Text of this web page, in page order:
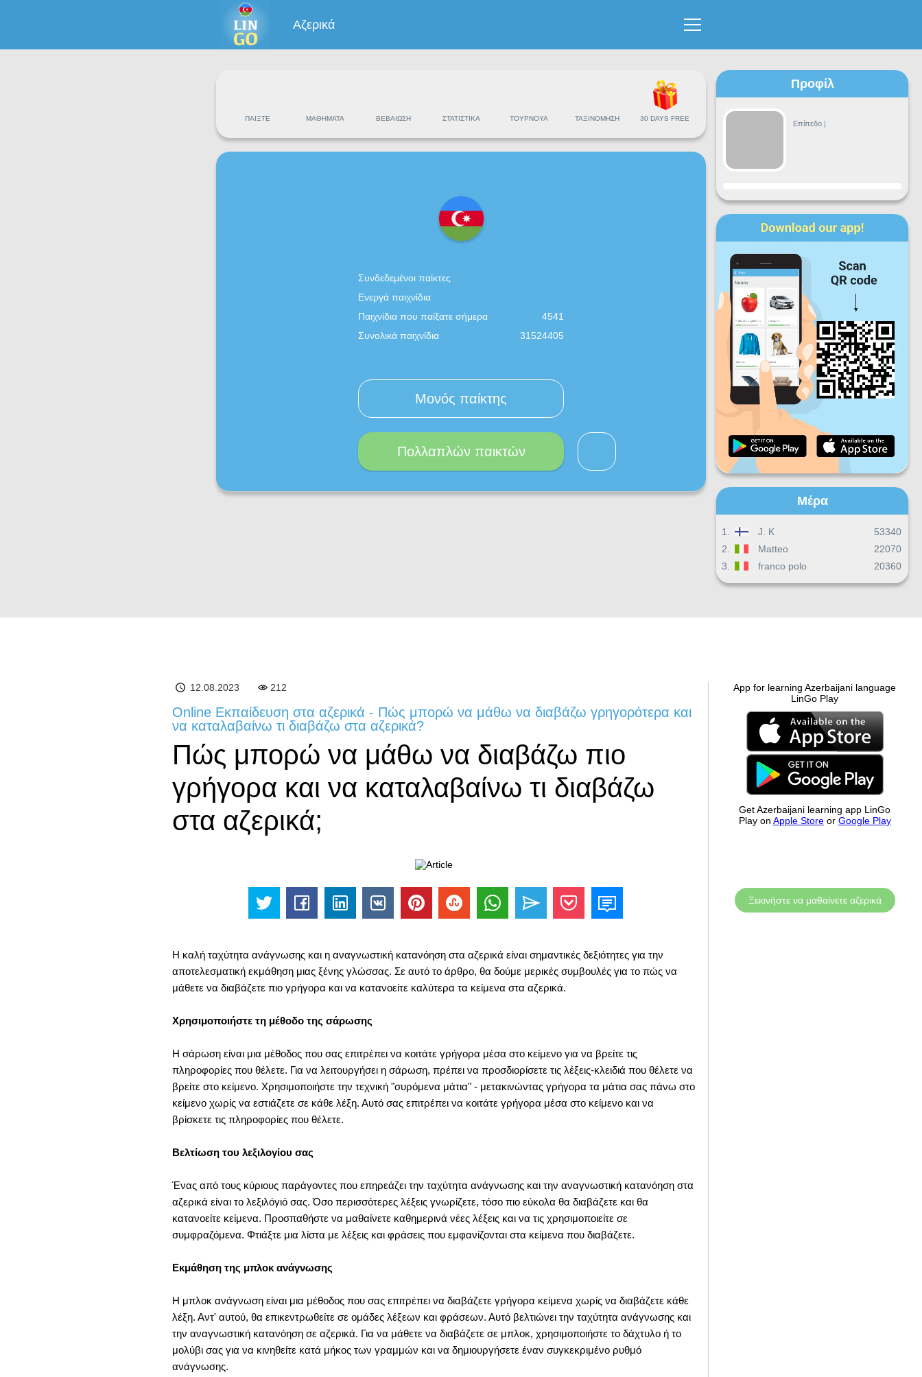
Αζερικά
ΠΑΊΞΤΕ ΜΑΘΉΜΑΤΑ ΒΕΒΑΊΩΣΗ ΣΤΑΤΙΣΤΙΚΆ ΤΟΥΡΝΟΥΆ ΤΑΞΙΝΌΜΗΣΗ 30 DAYS FREE
Συνδεδεμένοι παίκτες
Ενεργά παιχνίδια
Παιχνίδια που παίξατε σήμερα
4541
Συνολικά παιχνίδια
31524405
Μονός παίκτης
Πολλαπλών παικτών
Προφίλ
Επίπεδο |
Πρόοδος
Δε Τε Πε
Σα Κυ
Ημερήσια πρόοδος
Μηνιαία πρόοδος
Συνολική πρόοδος
Μέρα
1. J. K
53340
2.
Matteo
22070
3.
franco polo 20360
12.08.2023 212
Online Εκπαίδευση στα αζερικά - Πώς μπορώ να μάθω να διαβάζω γρηγορότερα και
να καταλαβαίνω τι διαβάζω στα αζερικά?
Πώς μπορώ να μάθω να διαβάζω πιο
γρήγορα και να καταλαβαίνω τι διαβάζω
στα αζερικά;
Η καλή ταχύτητα ανάγνωσης και η αναγνωστική κατανόηση στα αζερικά είναι σημαντικές δεξιότητες για την
αποτελεσματική εκμάθηση μιας ξένης γλώσσας. Σε αυτό το άρθρο, θα δούμε μερικές συμβουλές για το πώς να
μάθετε να διαβάζετε πιο γρήγορα και να κατανοείτε καλύτερα τα κείμενα στα αζερικά.
Χρησιμοποιήστε τη μέθοδο της σάρωσης
Η σάρωση είναι μια μέθοδος που σας επιτρέπει να κοιτάτε γρήγορα μέσα στο κείμενο για να βρείτε τις
πληροφορίες που θέλετε. Για να λειτουργήσει η σάρωση, πρέπει να προσδιορίσετε τις λέξεις-κλειδιά που θέλετε να
βρείτε στο κείμενο. Χρησιμοποιήστε την τεχνική "συρόμενα μάτια" - μετακινώντας γρήγορα τα μάτια σας πάνω στο
κείμενο χωρίς να εστιάζετε σε κάθε λέξη. Αυτό σας επιτρέπει να κοιτάτε γρήγορα μέσα στο κείμενο και να
βρίσκετε τις πληροφορίες που θέλετε.
Βελτίωση του λεξιλογίου σας
Ένας από τους κύριους παράγοντες που επηρεάζει την ταχύτητα ανάγνωσης και την αναγνωστική κατανόηση στα
αζερικά είναι το λεξιλόγιό σας. Όσο περισσότερες λέξεις γνωρίζετε, τόσο πιο εύκολα θα διαβάζετε και θα
κατανοείτε κείμενα. Προσπαθήστε να μαθαίνετε καθημερινά νέες λέξεις και να τις χρησιμοποιείτε σε
συμφραζόμενα. Φτιάξτε μια λίστα με λέξεις και φράσεις που εμφανίζονται στα κείμενα που διαβάζετε.
Εκμάθηση της μπλοκ ανάγνωσης
Η μπλοκ ανάγνωση είναι μια μέθοδος που σας επιτρέπει να διαβάζετε γρήγορα κείμενα χωρίς να διαβάζετε κάθε
λέξη. Αντ' αυτού, θα επικεντρωθείτε σε ομάδες λέξεων και φράσεων. Αυτό βελτιώνει την ταχύτητα ανάγνωσης και
την αναγνωστική κατανόηση σε αζερικά. Για να μάθετε να διαβάζετε σε μπλοκ, χρησιμοποιήστε το δάχτυλο ή το
μολύβι σας για να κινηθείτε κατά μήκος των γραμμών και να δημιουργήσετε έναν συγκεκριμένο ρυθμό
ανάγνωσης.
App for learning Azerbaijani language
LinGo Play
Get Azerbaijani learning app LinGo
Play on Apple Storeor Google Play
Ξεκινήστε να μαθαίνετε αζερικά